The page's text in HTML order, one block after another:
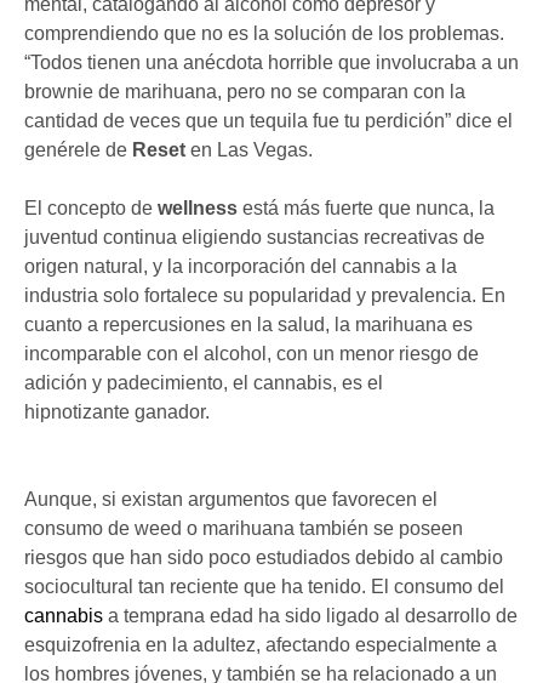
mental, catalogando al alcohol como depresor y
comprendiendo que no es la solución de los problemas.
“Todos tienen una anécdota horrible que involucraba a un
brownie de marihuana, pero no se comparan con la
cantidad de veces que un tequila fue tu perdición” dice el
genérele de Reset en Las Vegas.
El concepto de wellness está más fuerte que nunca, la
juventud continua eligiendo sustancias recreativas de
origen natural, y la incorporación del cannabis a la
industria solo fortalece su popularidad y prevalencia. En
cuanto a repercusiones en la salud, la marihuana es
incomparable con el alcohol, con un menor riesgo de
adición y padecimiento, el cannabis, es el
hipnotizante ganador.
Aunque, si existan argumentos que favorecen el
consumo de weed o marihuana también se poseen
riesgos que han sido poco estudiados debido al cambio
sociocultural tan reciente que ha tenido. El consumo del
cannabis a temprana edad ha sido ligado al desarrollo de
esquizofrenia en la adultez, afectando especialmente a
los hombres jóvenes, y también se ha relacionado a un